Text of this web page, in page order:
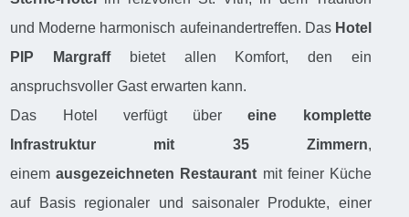
und Moderne harmonisch aufeinandertreffen. Das Hotel
PIP Margraffbietet allen Komfort, den ein
anspruchsvoller Gast erwarten kann.
Das Hotel verfügt übereine komplette
Infrastruktur
mit 35 Zimmern,
einemausgezeichneten Restaurant mit feiner Küche
auf Basis regionaler und saisonaler Produkte, einer